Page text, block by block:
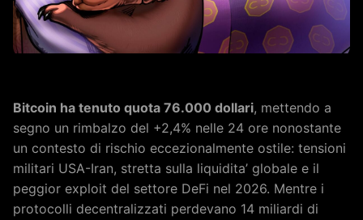
Bitcoin ha tenuto quota 76.000 dollari, mettendo a
segno un rimbalzo del +2,4% nelle 24 ore nonostante
un contesto di rischio eccezionalmente ostile: tensioni
militari USA-Iran, stretta sulla liquidita’ globale e il
peggior exploit del settore DeFi nel 2026. Mentre i
protocolli decentralizzati perdevano 14 miliardi di